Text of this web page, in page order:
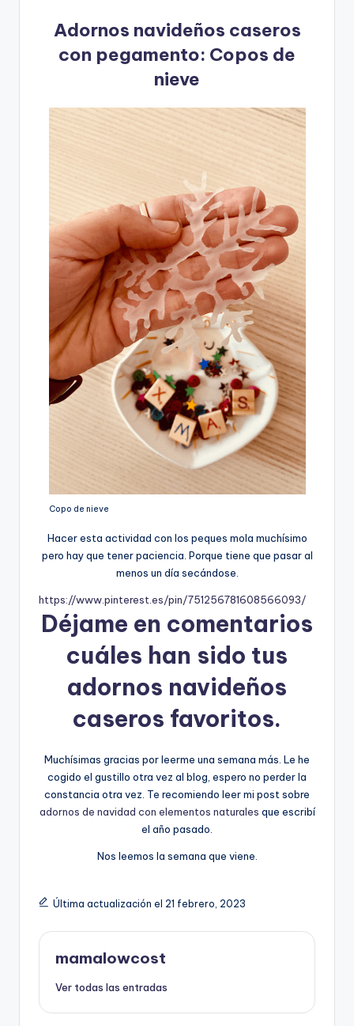
Adornos navideños caseros
con pegamento: Copos de
nieve
Copo de nieve
Hacer esta actividad con los peques mola muchísimo
pero hay que tener paciencia. Porque tiene que pasar al
menos un día secándose.
https://www.pinterest.es/pin/751256781608566093/
Déjame en comentarios
cuáles han sido tus
adornos navideños
caseros favoritos.
Muchísimas gracias por leerme una semana más. Le he
cogido el gustillo otra vez al blog, espero no perder la
constancia otra vez. Te recomiendo leer mi post sobre
adornos de navidad con elementos naturales que escribí
el año pasado.
Nos leemos la semana que viene.
Última actualización el 21 febrero, 2023
mamalowcost
Ver todas las entradas